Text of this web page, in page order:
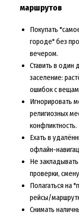
маршрутов
Покупать
городе" без
вечером.
Ставить в
заселение:
ошибок с
Игнорировать
религиозных
конфликтность.
Ехать в
офлайн-
Не
проверки,
Полагаться на
рейсы/
Снимать